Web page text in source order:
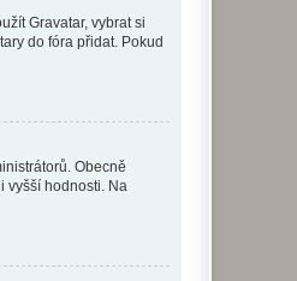
Gravatar, vybrat si
do fóra přidat. Pokud
Obecně
vyšší hodnosti. Na